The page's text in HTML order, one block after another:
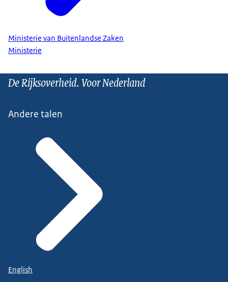
Ministerie van Buitenlandse Zaken
Ministerie
De Rijksoverheid. Voor Nederland
Andere talen
English